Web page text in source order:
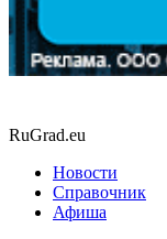
RuGrad.eu
Новости
Справочник
Афиша